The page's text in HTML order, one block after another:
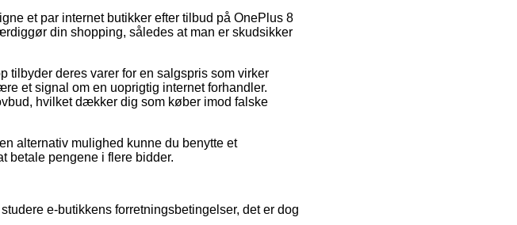
et par internet butikker efter tilbud på OnePlus 8
din shopping, således at man er skudsikker
deres varer for en salgspris som virker
et signal om en uoprigtig internet forhandler.
hvilket dækker dig som køber imod falske
alternativ mulighed kunne du benytte et
betale pengene i flere bidder.
e-butikkens forretningsbetingelser, det er dog